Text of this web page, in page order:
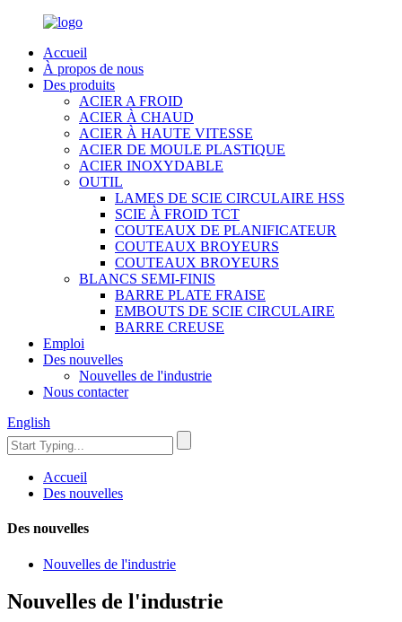
Accueil
À propos de nous
Des produits
ACIER A FROID
ACIER À CHAUD
ACIER À HAUTE VITESSE
ACIER DE MOULE PLASTIQUE
ACIER INOXYDABLE
OUTIL
LAMES DE SCIE CIRCULAIRE HSS
SCIE À FROID TCT
COUTEAUX DE PLANIFICATEUR
COUTEAUX BROYEURS
COUTEAUX BROYEURS
BLANCS SEMI-FINIS
BARRE PLATE FRAISE
EMBOUTS DE SCIE CIRCULAIRE
BARRE CREUSE
Emploi
Des nouvelles
Nouvelles de l'industrie
Nous contacter
English
Accueil
Des nouvelles
Des nouvelles
Nouvelles de l'industrie
Nouvelles de l'industrie